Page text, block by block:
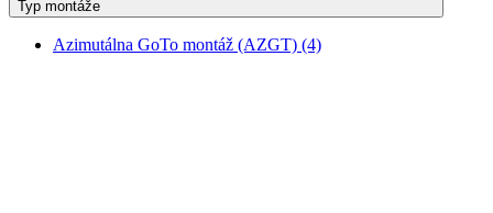
Typ montáže
Azimutálna GoTo montáž (AZGT) (4)